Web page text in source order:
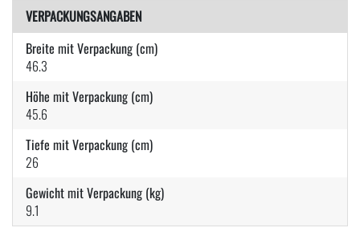
VERPACKUNGSANGABEN
Breite mit Verpackung (cm)
46.3
Höhe mit Verpackung (cm)
45.6
Tiefe mit Verpackung (cm)
26
Gewicht mit Verpackung (kg)
9.1